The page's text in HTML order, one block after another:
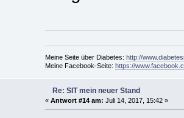
Meine Seite über Diabetes: http://
Meine Facebook-Seite: https://
Re: SIT mein neuer Stand
« Antwort #14 am: Juli 14, 2017, 15:42 »